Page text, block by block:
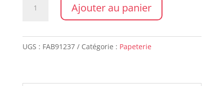
A6
Ajouter au panier
UGS : FAB91237 Catégorie : Papeterie